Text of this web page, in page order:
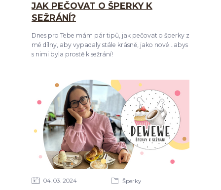
JAK PEČOVAT O ŠPERKY K
SEŽRÁNÍ?
Dnes pro Tebe mám pár tipů, jak pečovat o šperky z
mé dílny, aby vypadaly stále krásně, jako nové...abys
s nimi byla prostě k sežrání!
04 03 2024 Šperky